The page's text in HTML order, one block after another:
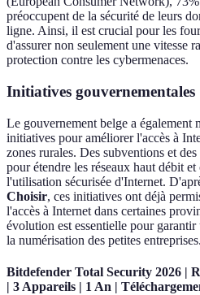
préoccupent de la sécurité de leurs
ligne. Ainsi, il est crucial pour les
d'assurer non seulement une vitesse
protection contre les cybermenaces.
Initiatives gouvernementales
Le gouvernement belge a également
initiatives pour améliorer l'accès à
zones rurales. Des subventions et
pour étendre les réseaux haut débit
l'utilisation sécurisée d'Internet.
Choisir, ces initiatives ont déjà
l'accès à Internet dans certaines
évolution est essentielle pour
la numérisation des petites entreprises.
Bitdefender Total Security 2026 |
| 3 Appareils | 1 An |